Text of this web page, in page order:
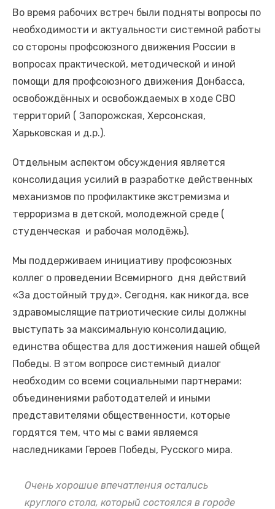
Во время рабочих встреч были подняты вопросы по
необходимости и актуальности системной работы
со стороны профсоюзного движения России в
вопросах практической, методической и иной
помощи для профсоюзного движения Донбасса,
освобождённых и освобождаемых в ходе СВО
территорий ( Запорожская, Херсонская,
Харьковская и д.р.).
Отдельным аспектом обсуждения является
консолидация усилий в разработке действенных
механизмов по профилактике экстремизма и
терроризма в детской, молодежной среде (
студенческая и рабочая молодёжь).
Мы поддерживаем инициативу профсоюзных
коллег о проведении Всемирного дня действий
«За достойный труд». Сегодня, как никогда, все
здравомыслящие патриотические силы должны
выступать за максимальную консолидацию,
единства общества для достижения нашей общей
Победы. В этом вопросе системный диалог
необходим со всеми социальными партнерами:
объединениями работодателей и иными
представителями общественности, которые
гордятся тем, что мы с вами являемся
наследниками Героев Победы, Русского мира.
Очень хорошие впечатления остались
круглого стола, который состоялся в городе